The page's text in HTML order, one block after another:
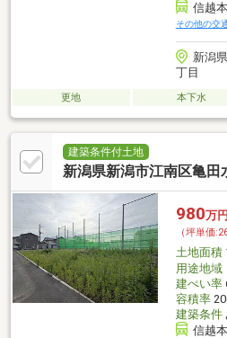
信越
その他の交
新潟
丁目
更地 本下水
建築条件付土地
新潟県新潟市江南区亀田
980万円
（坪単価
土地面積
用途地域
建ぺい率
容積率
建築条件
信越